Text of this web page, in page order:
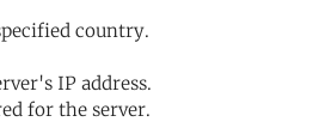
country.
IP address.
for the server.